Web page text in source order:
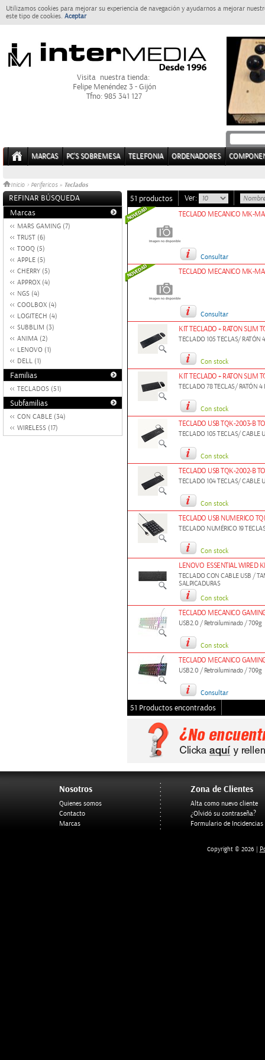
Utilizamos cookies para mejorar su experiencia de navegación y ayudarnos a mejorar
este tipo de cookies. Aceptar
Visita nuestra tienda:
Felipe Menéndez 3 - Gijón
Tfno: 985 341 127
MARCAS PC'S SOBREMESA TELEFONIA ORDENADORES
Inicio > Perifericos » Teclados
REFINAR BÚSQUEDA
Marcas
MARS GAMING (7)
TRUST (6)
TOOQ (5)
APPLE (5)
CHERRY (5)
APPROX (4)
NGS (4)
COOLBOX (4)
LOGITECH (4)
SUBBLIM (3)
ANIMA (2)
LENOVO (1)
DELL (1)
Familias
TECLADOS (51)
Subfamilias
CON CABLE (34)
WIRELESS (17)
51 productos Ver:
TECLADO MECANICO MK-
Consultar
TECLADO MECANICO MK-
Consultar
KIT TECLADO + RATON SLIM
TECLADO 105 TECLAS/
Con stock
KIT TECLADO + RATON SLIM
TECLADO 78 TECLAS/ RATÓN
Con stock
TECLADO USB TQK-2003-B
TECLADO 105 TECLAS/ CABLE
Con stock
TECLADO USB TQK-2002-B
TECLADO 104 TECLAS/ CABLE
Con stock
TECLADO USB NUMERICO
TECLADO NUMÉRICO 19
Con stock
LENOVO ESSENTIAL WIRED
TECLADO CON CABLE USB /
SALPICADURAS
Con stock
TECLADO MECANICO
USB2.0 / Retroiluminado / 709g
Con stock
TECLADO MECANICO
USB2.0 / Retroiluminado / 709g
Consultar
51 Productos encontrados
Nosotros
Quienes somos
Contacto
Marcas
Zona de Clientes
Alta como nuevo cliente
¿Olvidó su contraseña?
Formulario de Incidencias
Copyright © 2026 |